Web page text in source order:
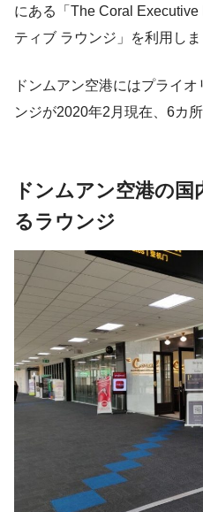
にある「The Coral
ティブ ラウンジ」を利用しま
ドンムアン空港にはプライ
ンジが2020年2月現在、6カ所
ドンムアン空港の
るラウンジ